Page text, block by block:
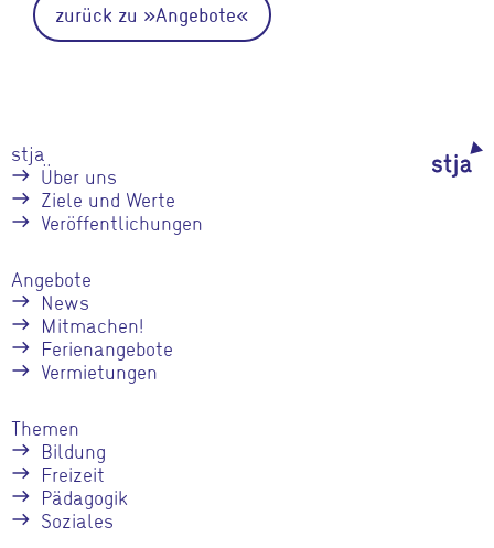
zurück zu »Angebote«
stja
Über uns
Ziele und Werte
Veröffentlichungen
Angebote
News
Mitmachen!
Ferienangebote
Vermietungen
Themen
Bildung
Freizeit
Pädagogik
Soziales